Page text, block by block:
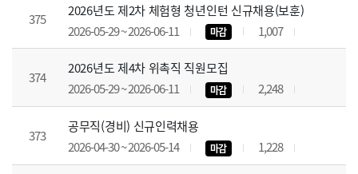
375
2026년도 제2차 체험형 청년인턴 신규채용(보훈)
2026-05-29 ~ 2026-06-11
마감 1,007
374
2026년도 제4차 위촉직 직원모집
2026-05-29 ~ 2026-06-11
마감 2,248
373
공무직(경비) 신규인력채용
2026-04-30 ~ 2026-05-14
마감 1,228